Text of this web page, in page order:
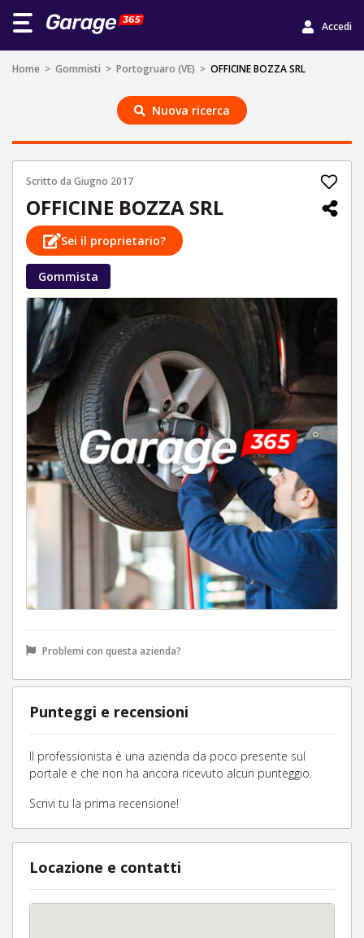
Accedi
Home > Gommisti > Portogruaro (VE) > OFFICINE BOZZA SRL
Nuova ricerca
Scritto da Giugno 2017
OFFICINE BOZZA SRL
Sei il proprietario?
Gommista
Problemi con questa azienda?
Punteggi e recensioni
Il professionista è una azienda da poco presente sul
portale e che non ha ancora ricevuto alcun punteggio.
Scrivi tu la prima recensione!
Locazione e contatti